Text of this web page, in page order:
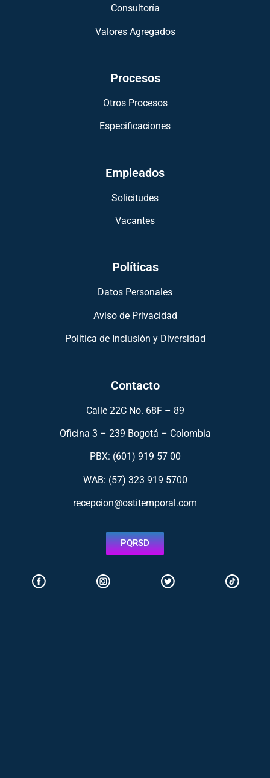
Consultoría
Valores Agregados
Procesos
Otros Procesos
Especificaciones
Empleados
Solicitudes
Vacantes
Políticas
Datos Personales
Aviso de Privacidad
Política de Inclusión y Diversidad
Contacto
Calle 22C No. 68F – 89
Oficina 3 – 239 Bogotá – Colombia
PBX: (601) 919 57 00
WAB: (57) 323 919 5700
recepcion@ostitemporal.com
PQRSD